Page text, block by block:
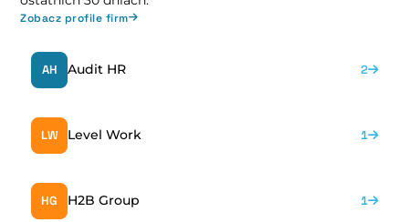
Zobacz profile firm
AH Audit HR 2
LW Level Work 1
HG H2B Group 1